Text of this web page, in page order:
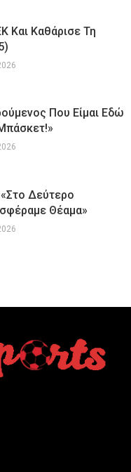
Και Καθάρισε Τη
Που Είμαι Εδώ
Δεύτερο
Θέαμα»